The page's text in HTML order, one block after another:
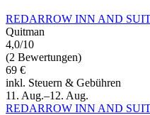
REDARROW INN AND
Quitman
4,0/10
(2 Bewertungen)
69 €
inkl. Steuern & Gebühren
11. Aug.–12. Aug.
REDARROW INN AND